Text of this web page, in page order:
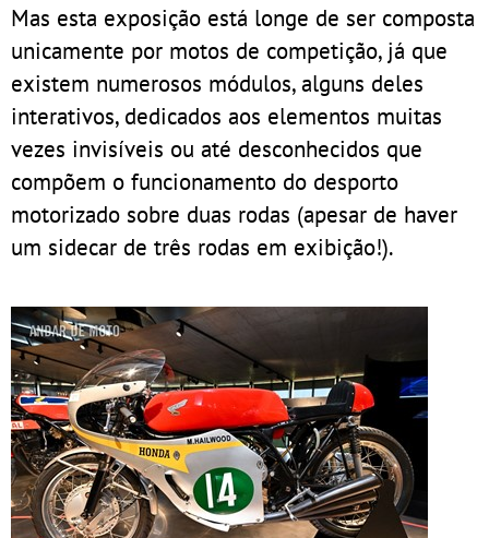
Mas esta exposição está longe de ser composta
unicamente por motos de competição, já que
existem numerosos módulos, alguns deles
interativos, dedicados aos elementos muitas
vezes invisíveis ou até desconhecidos que
compõem o funcionamento do desporto
motorizado sobre duas rodas (apesar de haver
um sidecar de três rodas em exibição!).